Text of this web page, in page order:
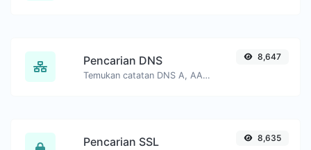
Pencarian DNS
Temukan catatan DNS A, AAAA, CNAME, MX, NS, TXT, SOA dari sebuah host.
8,647
Pencarian SSL 8,635